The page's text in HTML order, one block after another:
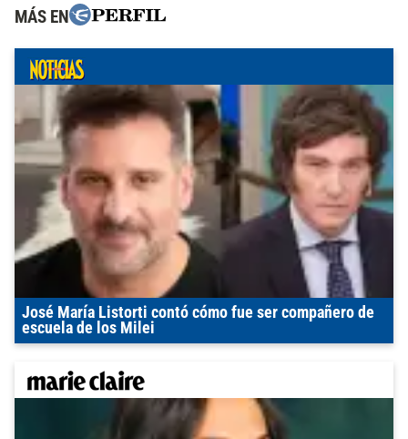
MÁS EN
José María Listorti contó cómo fue ser compañero de
escuela de los Milei